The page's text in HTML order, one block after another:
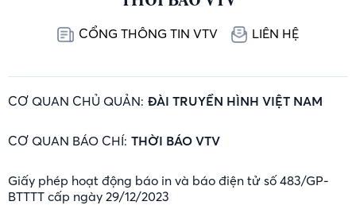
CỔNG THÔNG TIN VTV LIÊN HỆ
CƠ QUAN CHỦ QUẢN: ĐÀI TRUYỀN HÌNH VIỆT NAM
CƠ QUAN BÁO CHÍ: THỜI BÁO VTV
Giấy phép hoạt động báo in và báo điện tử số 483/GP-
BTTTT cấp ngày 29/12/2023